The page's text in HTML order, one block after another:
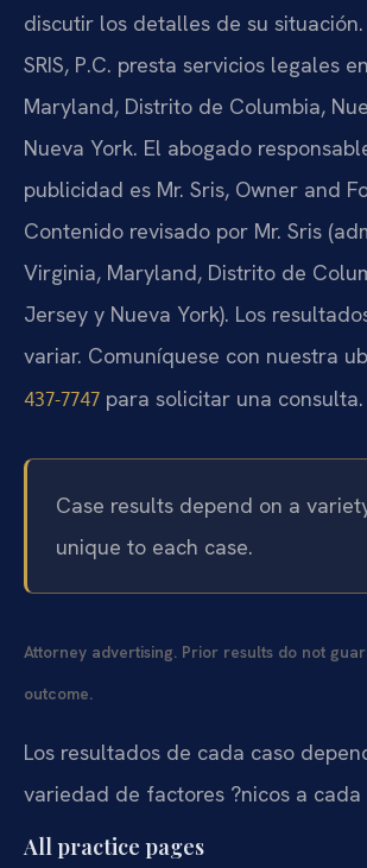
discutir los detalles de su
SRIS, P.C. presta servicios legales
Maryland, Distrito de Columbia,
Nueva York. El abogado
publicidad es Mr. Sris, Owner and
Contenido revisado por Mr. Sris
Virginia, Maryland, Distrito de
Jersey y Nueva York). Los
variar. Comuníquese con nuestra
437-7747 para solicitar una consulta.
Case results depend on a
unique to each case.
Attorney advertising. Prior results do not
outcome.
Los resultados de cada caso
variedad de factores ?nicos a cada
All practice pages